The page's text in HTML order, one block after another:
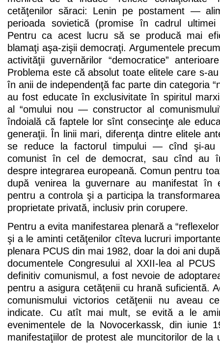
cetăţenilor săraci: Lenin pe postament —
perioada sovietică (promise în cadrul ultimei
Pentru ca acest lucru să se producă mai
blamaţi aşa-zişii democraţi. Argumentele
activităţii guvernărilor “democratice”
Problema este că absolut toate elitele care s-
în anii de independenţă fac parte din categoria
au fost educate în exclusivitate în spiritul
al “omului nou — constructor al
îndoială că faptele lor sînt consecinţe ale
generaţii. În linii mari, diferenţa dintre elitele
se reduce la factorul timpului — cînd şi-au
comunist în cel de democrat, sau cînd au
despre integrarea europeană. Comun pentru
după venirea la guvernare au manifestat în
pentru a controla şi a participa la
proprietate privată, inclusiv prin corupere.
Pentru a evita manifestarea plenară a
şi a le aminti cetăţenilor cîteva lucruri
plenara PCUS din mai 1982, doar la doi ani
documentele Congresului al XXII-lea al
definitiv comunismul, a fost nevoie de
pentru a asigura cetăţenii cu hrană suficientă.
comunismului victorios cetăţenii nu aveau
indicate. Cu atît mai mult, se evită a le
evenimentele de la Novocerkassk, din iunie
manifestaţiilor de protest ale muncitorilor de la